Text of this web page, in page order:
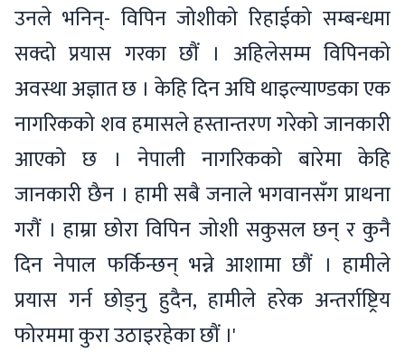
उनले भनिन्- विपिन जोशीको रिहाईको सम्बन्धमा
सक्दो प्रयास गरका छौं । अहिलेसम्म विपिनको
अवस्था अज्ञात छ । केहि दिन अघि थाइल्याण्डका एक
नागरिकको शव हमासले हस्तान्तरण गरेको जानकारी
आएको छ । नेपाली नागरिकको बारेमा केहि
जानकारी छैन । हामी सबै जनाले भगवानसँग प्राथना
गरौं । हाम्रा छोरा विपिन जोशी सकुसल छन् र कुनै
दिन नेपाल फर्किन्छन् भन्ने आशामा छौं । हामीले
प्रयास गर्न छोड्नु हुदैन, हामीले हरेक अन्तर्राष्ट्रिय
फोरममा कुरा उठाइरहेका छौं ।'